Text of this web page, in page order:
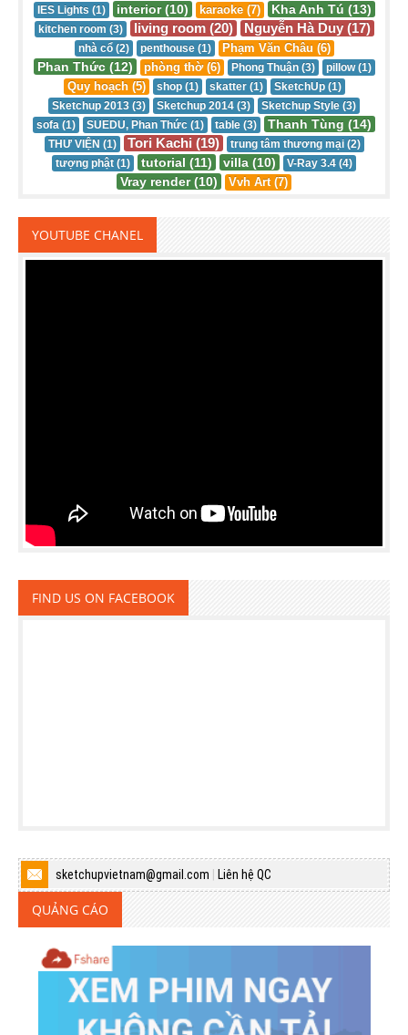
IES Lights (1) interior (10) karaoke (7) Kha Anh Tú (13)
kitchen room (3) living room (20) Nguyễn Hà Duy (17)
nhà cổ (2) penthouse (1) Phạm Văn Châu (6)
Phan Thức (12) phòng thờ (6) Phong Thuận (3) pillow (1)
Quy hoạch (5) shop (1) skatter (1)
SketchUp (1)
Sketchup 2013 (3)
Sketchup 2014 (3)
Sketchup Style (3)
sofa (1)
SUEDU, Phan Thức (1) table (3) Thanh Tùng (14)
THƯ VIỆN (1) Tori Kachi (19)
trung tâm thương mại (2)
tượng phật (1)
tutorial (11) villa (10) V-Ray 3.4 (4)
Vray render (10) Vvh Art (7)
YOUTUBE CHANEL
FIND US ON FACEBOOK
sketchupvietnam@gmail.com Liên hệ QC
QUẢNG CÁO